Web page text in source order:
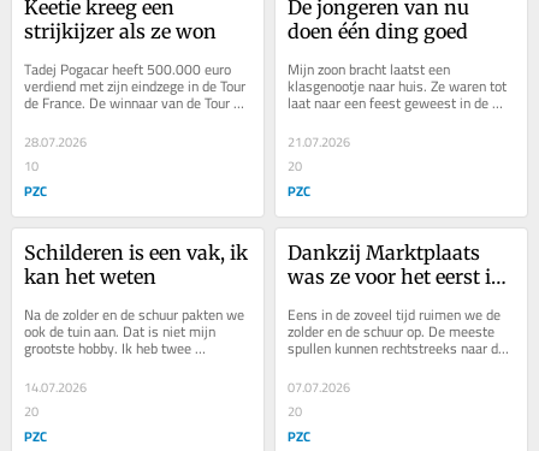
Keetie kreeg een
strijkijzer als ze won
Tadej Pogacar heeft 500.000 euro
verdiend met zijn eindzege in de Tour
de France. De winnaar van de Tour de
krijgt...
28.07.2026
10
PZC
De jongeren van nu
doen één ding goed
Mijn zoon bracht laatst een
klasgenootje naar huis. Ze waren tot
laat naar een feest geweest in de
voetbalkantine van Kloetinge en hij
wilde haar niet...
21.07.2026
20
PZC
Schilderen is een vak, ik
kan het weten
Na de zolder en de schuur pakten we
ook de tuin aan. Dat is niet mijn
grootste hobby. Ik heb twee
linkerhanden en loop vooral in de
weg. Daarom kreeg...
14.07.2026
20
PZC
Dankzij Marktplaats
was ze voor het eerst in
Eens in de zoveel tijd ruimen we de
zolder en de schuur op. De meeste
spullen kunnen rechtstreeks naar de
milieustraat of de kringloop. Wat nog
zo...
07.07.2026
20
PZC